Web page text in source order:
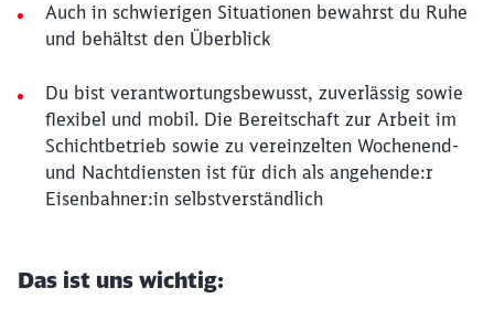
Auch in schwierigen Situationen bewahrst du Ruhe
und behältst den Überblick
Du bist verantwortungsbewusst, zuverlässig sowie
flexibel und mobil. Die Bereitschaft zur Arbeit im
Schichtbetrieb sowie zu vereinzelten Wochenend-
und Nachtdiensten ist für dich als angehende:r
Eisenbahner:in selbstverständlich
Das ist uns wichtig: